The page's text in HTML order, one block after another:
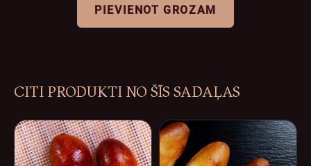
PIEVIENOT GROZAM
CITI PRODUKTI NO ŠĪS SADAĻAS